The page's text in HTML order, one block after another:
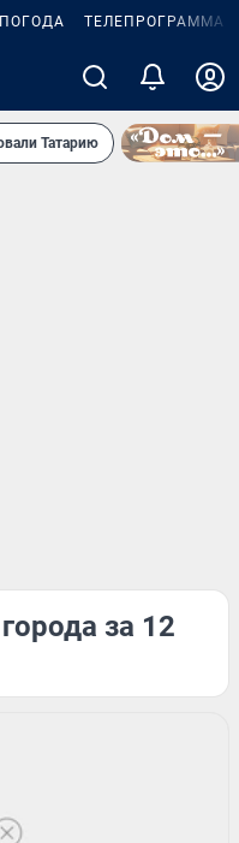
ПОГОДА ТЕЛЕПРОГРАММА
Татарию
за 12